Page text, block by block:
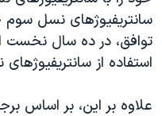
سانتریفیوژهای نسل سوم
توافق، در ده سال نخست
استفاده از